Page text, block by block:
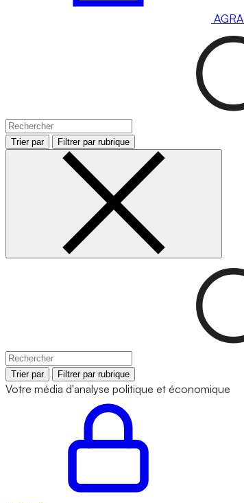
AGRA
Trier par Filtrer par rubrique
Trier par Filtrer par rubrique
Votre média d'analyse politique et économique